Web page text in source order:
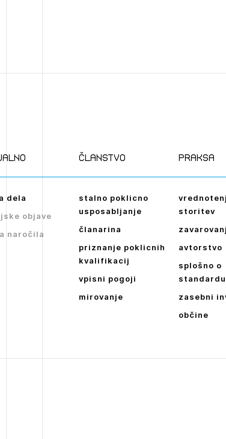
dela
objave
naročila
članstvo
stalno poklicno
usposabljanje
članarina
priznanje poklicnih
kvalifikacij
vpisni pogoji
mirovanje
praksa
storitev
avtorstvo
splošno o
standardu
zasebni
občine